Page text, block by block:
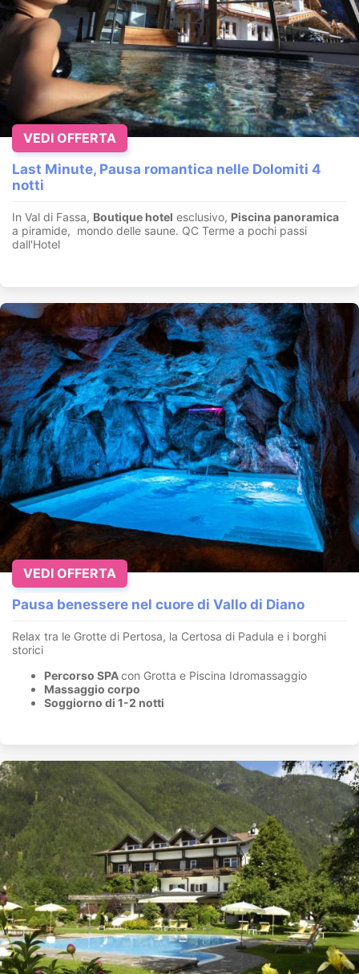
Last Minute, Pausa romantica nelle Dolomiti 4
notti
In Val di Fassa, Boutique hotel esclusivo, Piscina panoramica
a piramide, mondo delle saune. QC Terme a pochi passi
dall'Hotel
VEDI OFFERTA
Pausa benessere nel cuore di Vallo di Diano
Relax tra le Grotte di Pertosa, la Certosa di Padula e i borghi
storici
Percorso SPAcon Grotta e Piscina Idromassaggio
Massaggio corpo
Soggiorno di 1-2 notti
VEDI OFFERTA